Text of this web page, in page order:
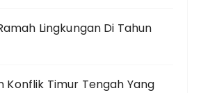
Lingkungan Di Tahun
Konflik Timur Tengah Yang